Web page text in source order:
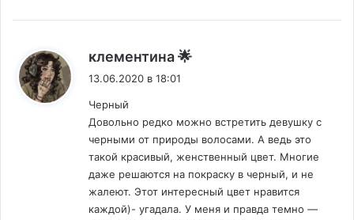
клементина 🌟
13.06.2020 в 18:01
Черный
Довольно редко можно встретить девушку с
черными от природы волосами. А ведь это
такой красивый, женственный цвет. Многие
даже решаются на покраску в черный, и не
жалеют. Этот интересный цвет нравится
каждой)- угадала. У меня и правда темно —